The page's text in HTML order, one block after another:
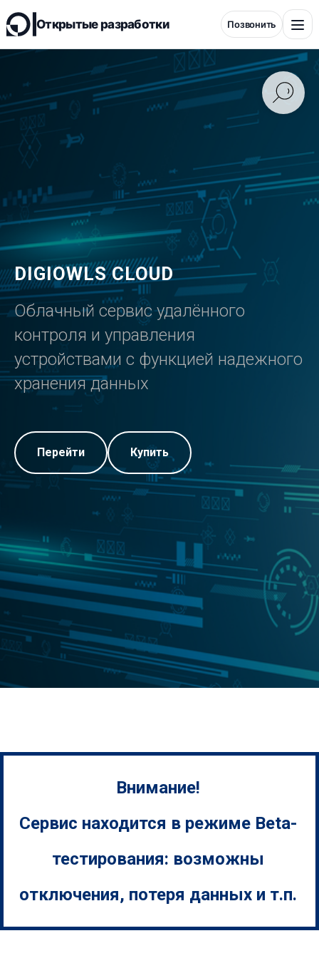
Открытые разработки Позвонить
RFID
WatchDog
Контроллеры
Датчики
Решения
Магазин
Контакты
Поддержка
+7 991 730 16 74
DIGIOWLS CLOUD
Облачный сервис удалённого
контроля и управления
устройствами с функцией надежного
хранения данных
Перейти Купить
Внимание!
Сервис находится в режиме Beta-
тестирования: возможны
отключения, потеря данных и т.п.